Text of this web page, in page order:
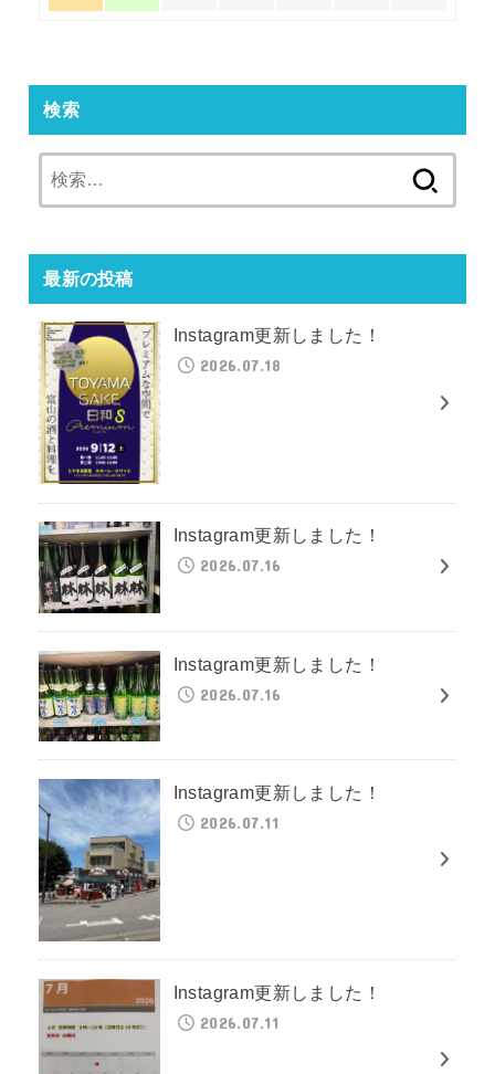
検索
索:
最新の投稿
Instagram更新しました！
2026.07.18
Instagram更新しました！
2026.07.16
Instagram更新しました！
2026.07.16
Instagram更新しました！
2026.07.11
Instagram更新しました！
2026.07.11